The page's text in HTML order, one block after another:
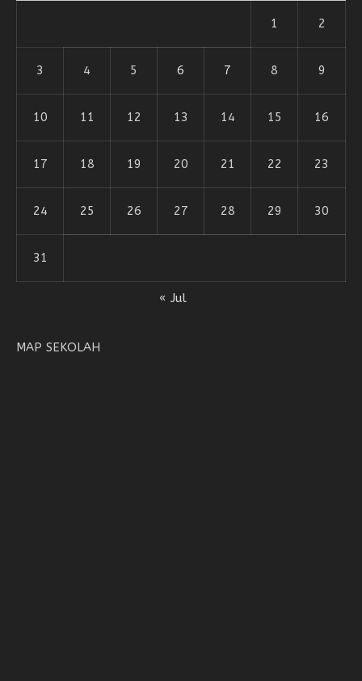
1 2
3 4 5 6 7 8 9
10 11 12 13 14 15 16
17 18 19 20 21 22 23
24 25 26 27 28 29 30
31
« Jul
MAP SEKOLAH